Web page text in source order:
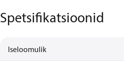
Spetsifikatsioonid
Iseloomulik